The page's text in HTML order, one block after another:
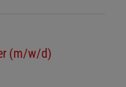
(m/w/d)